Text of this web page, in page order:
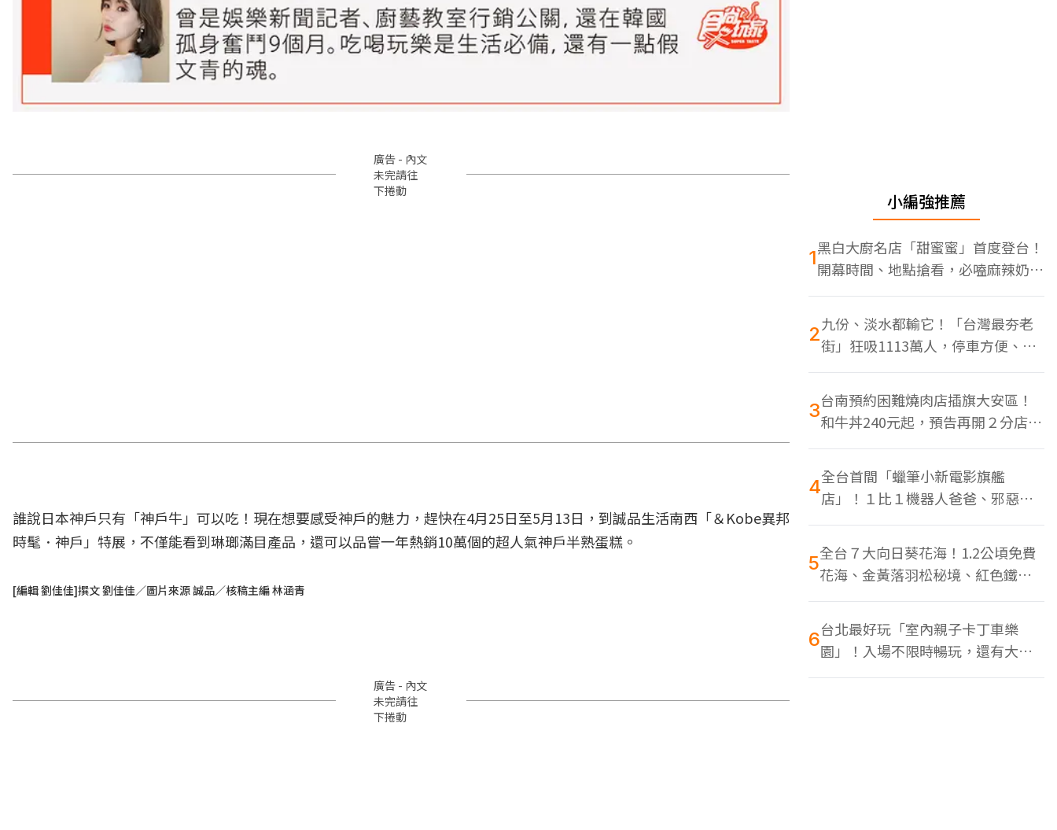
廣告 - 內文
未完請往
下捲動
誰說日本神戶只有「神戶牛」可以吃！現在想要感受神戶的魅力，趕快在4月25日至5月13日，到誠品生活南西「＆Kobe異邦
時髦．神戶」特展，不僅能看到琳瑯滿目產品，還可以品嘗一年熱銷10萬個的超人氣神戶半熟蛋糕。
[編輯 劉佳佳]撰文 劉佳佳／圖片來源 誠品／核稿主編 林涵青
廣告 - 內文
未完請往
下捲動
小編強推薦
1黑白大廚名店「甜蜜蜜」首度登台！
開幕時間、地點搶看，必嗑麻辣奶油
蝦
2九份、淡水都輸它！「台灣最夯老
街」狂吸1113萬人，停車方便、特
色美食多
3台南預約困難燒肉店插旗大安區！
和牛丼240元起，預告再開２分店、
地點曝光
4全台首間「蠟筆小新電影旗艦
店」！１比１機器人爸爸、邪惡正
男，百款周邊買翻
5全台７大向日葵花海！1.2公頃免費
花海、金黃落羽松秘境、紅色鐵橋
同框
6台北最好玩「室內親子卡丁車樂
園」！入場不限時暢玩，還有大螢
幕Switch遊戲區